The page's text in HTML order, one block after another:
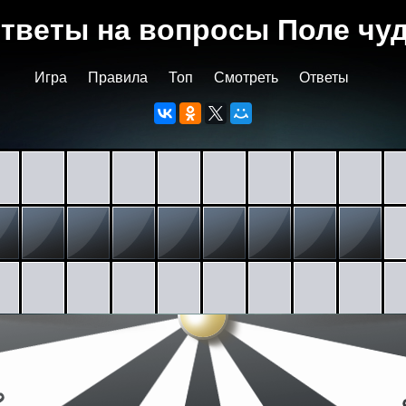
на вопросы Поле
Игра Правила Топ Смотреть Ответы